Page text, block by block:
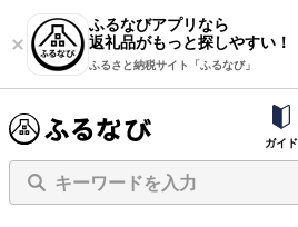
ふるなびアプリなら
返礼品がもっと探しやすい！
ふるさと納税サイト「ふるなび」
ガイド
キーワードを入力